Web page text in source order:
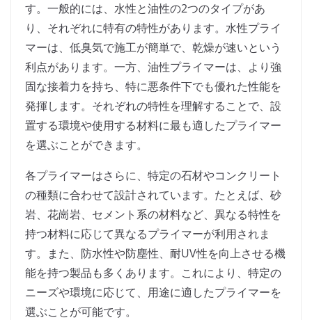
す。一般的には、水性と油性の2つのタイプがあ
り、それぞれに特有の特性があります。水性プライ
マーは、低臭気で施工が簡単で、乾燥が速いという
利点があります。一方、油性プライマーは、より強
固な接着力を持ち、特に悪条件下でも優れた性能を
発揮します。それぞれの特性を理解することで、設
置する環境や使用する材料に最も適したプライマー
を選ぶことができます。
各プライマーはさらに、特定の石材やコンクリート
の種類に合わせて設計されています。たとえば、砂
岩、花崗岩、セメント系の材料など、異なる特性を
持つ材料に応じて異なるプライマーが利用されま
す。また、防水性や防塵性、耐UV性を向上させる機
能を持つ製品も多くあります。これにより、特定の
ニーズや環境に応じて、用途に適したプライマーを
選ぶことが可能です。